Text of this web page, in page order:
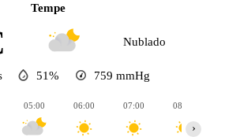
Tempe
Nublado
51% 759 mmHg
05:00 06:00 07:00 08:00
›